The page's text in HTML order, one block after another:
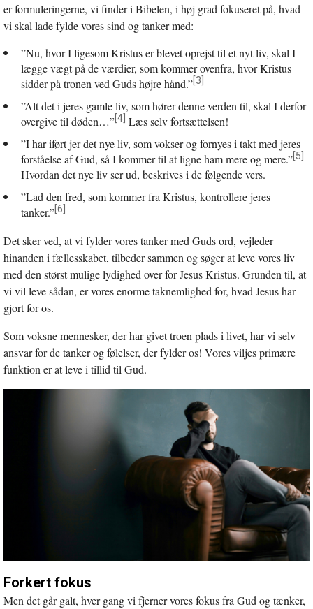
er formuleringerne, vi finder i Bibelen, i høj grad fokuseret på, hvad
vi skal lade fylde vores sind og tanker med:
”Nu, hvor I ligesom Kristus er blevet oprejst til et nyt liv, skal I
lægge vægt på de værdier, som kommer ovenfra, hvor Kristus
sidder på tronen ved Guds højre hånd.”[3]
”Alt det i jeres gamle liv, som hører denne verden til, skal I derfor
overgive til døden…”[4] Læs selv fortsættelsen!
”I har iført jer det nye liv, som vokser og fornyes i takt med jeres
forståelse af Gud, så I kommer til at ligne ham mere og mere.”[5]
Hvordan det nye liv ser ud, beskrives i de følgende vers.
”Lad den fred, som kommer fra Kristus, kontrollere jeres
tanker.”[6]
Det sker ved, at vi fylder vores tanker med Guds ord, vejleder
hinanden i fællesskabet, tilbeder sammen og søger at leve vores liv
med den størst mulige lydighed over for Jesus Kristus. Grunden til, at
vi vil leve sådan, er vores enorme taknemlighed for, hvad Jesus har
gjort for os.
Som voksne mennesker, der har givet troen plads i livet, har vi selv
ansvar for de tanker og følelser, der fylder os! Vores viljes primære
funktion er at leve i tillid til Gud.
Forkert fokus
Men det går galt, hver gang vi fjerner vores fokus fra Gud og tænker,